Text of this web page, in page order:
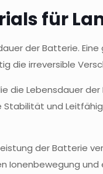
für
der Batterie.
die irreversible
die Lebensdauer
und
der Batterie
Ionenbewegung